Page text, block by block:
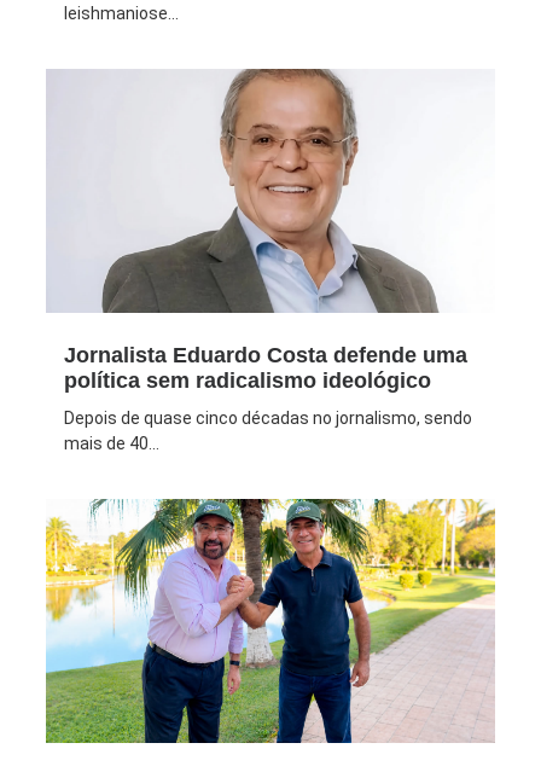
leishmaniose...
Jornalista Eduardo Costa defende uma
política sem radicalismo ideológico
Depois de quase cinco décadas no jornalismo, sendo
mais de 40...